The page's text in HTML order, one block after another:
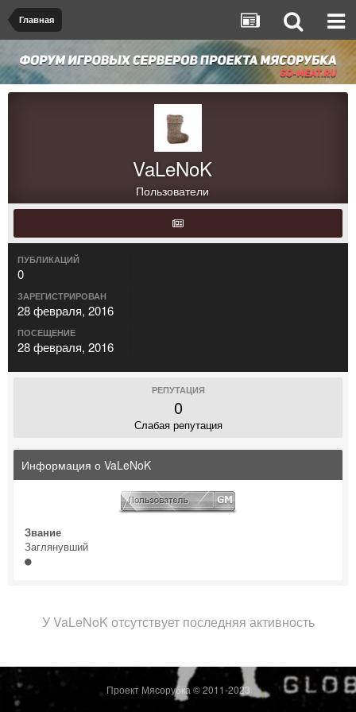
Главная
VaLeNoK
Пользователи
ПУБЛИКАЦИЙ
0
ЗАРЕГИСТРИРОВАН
28 февраля, 2016
ПОСЕЩЕНИЕ
28 февраля, 2016
РЕПУТАЦИЯ
0
Слабая репутация
Информация о VaLeNoK
Звание
Заглянувший
У VaLeNoK отсутствует последняя активность
Проект Мясорубка © 2011-2023